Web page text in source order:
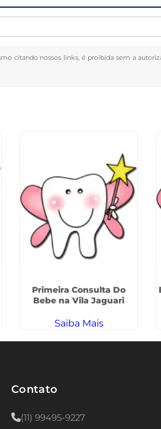
citando nossos links, é proibida sem a
Primeira Consulta Do
Bebe na Vila Jaguari
Saiba Mais
Contato
(11) 99495-9227